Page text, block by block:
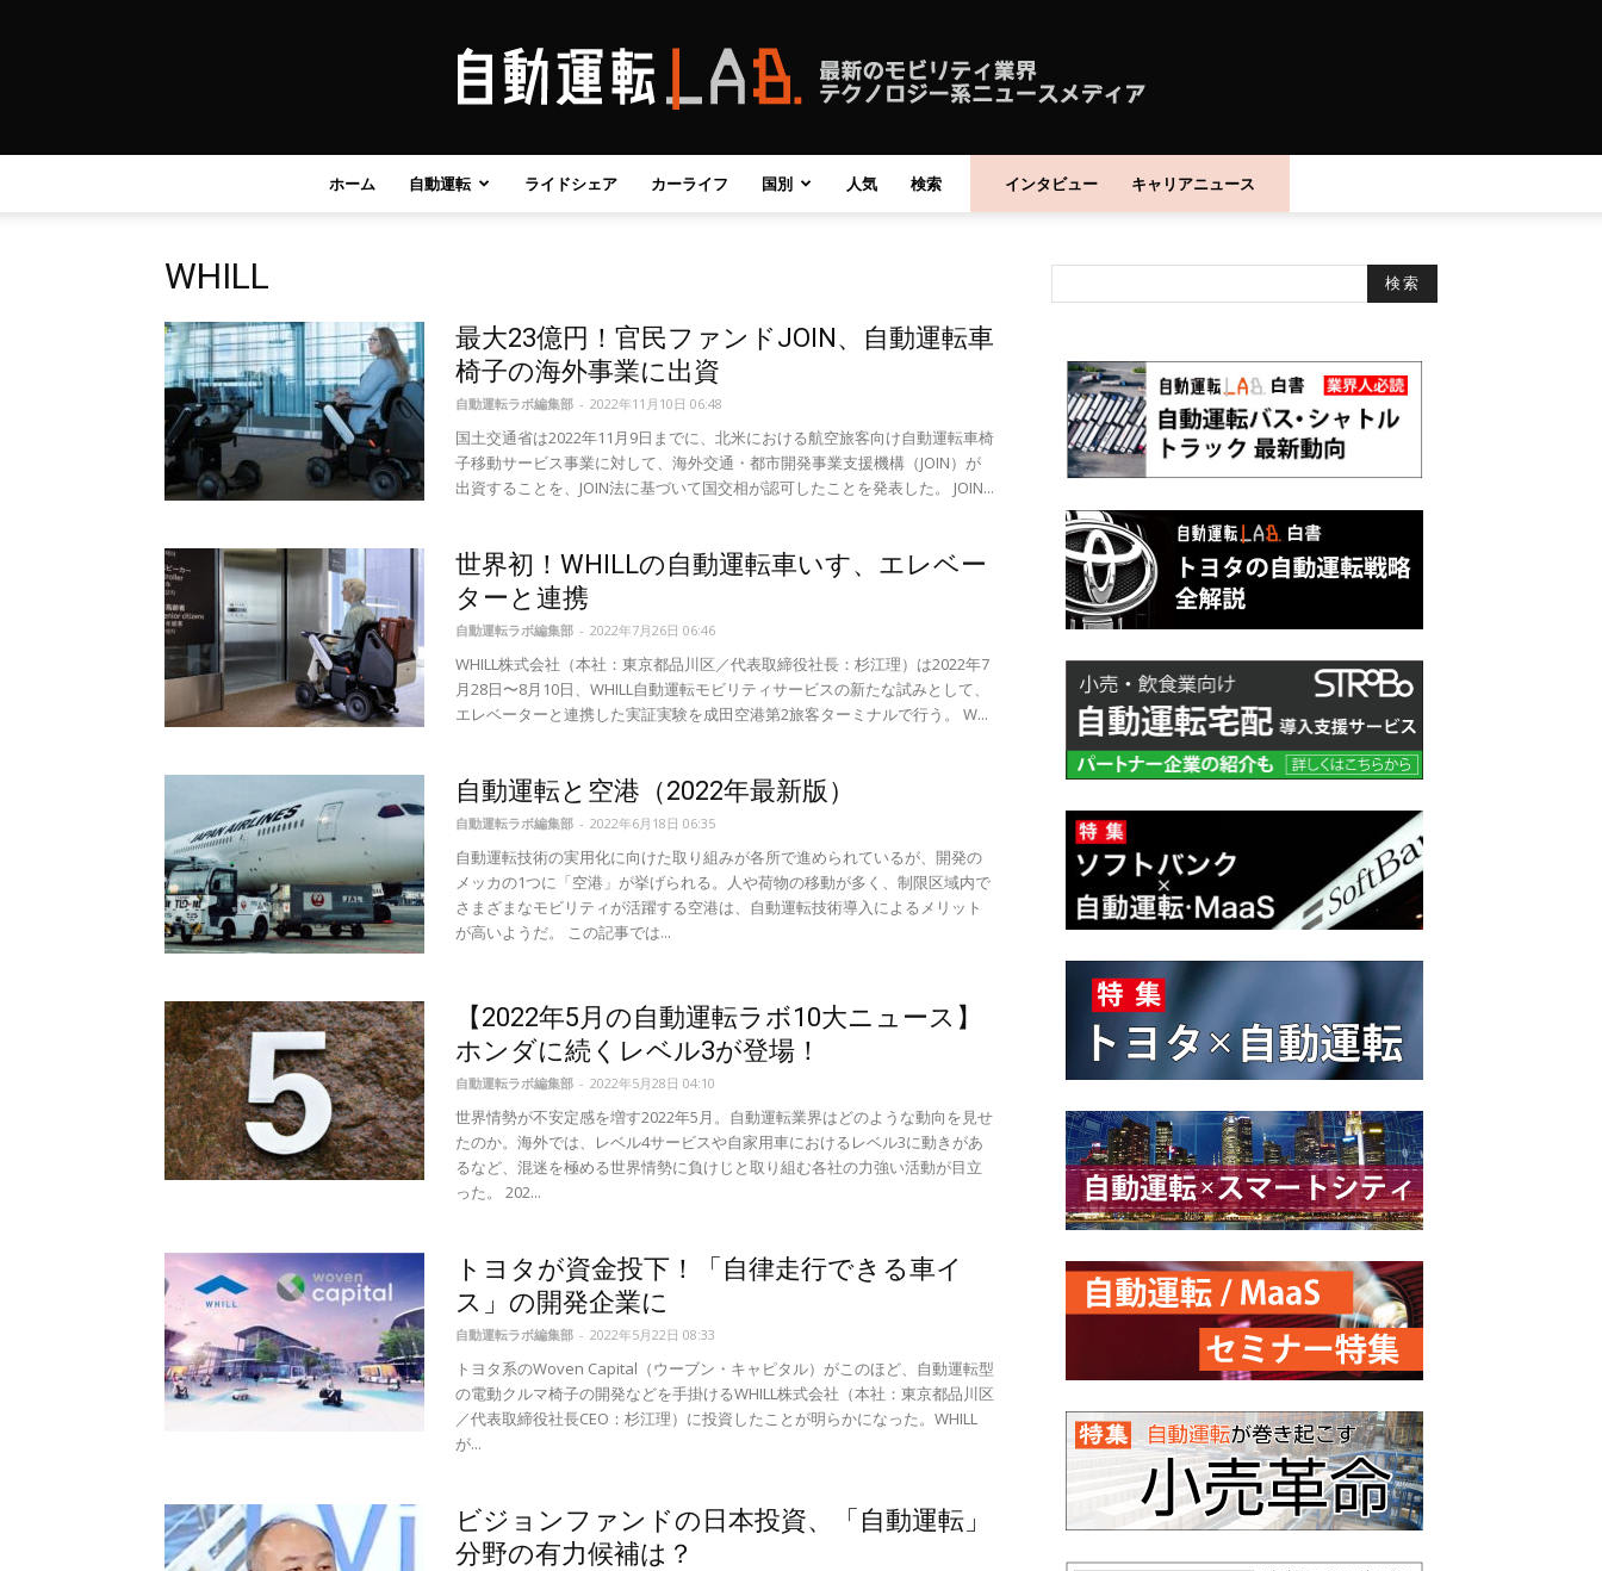
自
動
運
ラ
ホーム 自動運転 ライドシェア カーライフ 国別 人気 検索 インタビュー キャリアニュース
WHILL
最大23億円！官民ファンドJOIN、自動運転車
椅子の海外事業に出資
自動運転ラボ編集部 - 2022年11月10日 06:48
国土交通省は2022年11月9日までに、北米における航空旅客向け自動運転車椅
子移動サービス事業に対して、海外交通・都市開発事業支援機構（JOIN）が
出資することを、JOIN法に基づいて国交相が認可したことを発表した。 JOIN...
世界初！WHILLの自動運転車いす、エレベー
ターと連携
自動運転ラボ編集部 - 2022年7月26日 06:46
WHILL株式会社（本社：東京都品川区／代表取締役社長：杉江理）は2022年7
月28日〜8月10日、WHILL自動運転モビリティサービスの新たな試みとして、
エレベーターと連携した実証実験を成田空港第2旅客ターミナルで行う。 W...
自動運転と空港（2022年最新版）
自動運転ラボ編集部 - 2022年6月18日 06:35
自動運転技術の実用化に向けた取り組みが各所で進められているが、開発の
メッカの1つに「空港」が挙げられる。人や荷物の移動が多く、制限区域内で
さまざまなモビリティが活躍する空港は、自動運転技術導入によるメリット
が高いようだ。 この記事では...
【2022年5月の自動運転ラボ10大ニュース】
ホンダに続くレベル3が登場！
自動運転ラボ編集部 - 2022年5月28日 04:10
世界情勢が不安定感を増す2022年5月。自動運転業界はどのような動向を見せ
たのか。海外では、レベル4サービスや自家用車におけるレベル3に動きがあ
るなど、混迷を極める世界情勢に負けじと取り組む各社の力強い活動が目立
った。 202...
トヨタが資金投下！「自律走行できる車イ
ス」の開発企業に
自動運転ラボ編集部 - 2022年5月22日 08:33
トヨタ系のWoven Capital（ウーブン・キャピタル）がこのほど、自動運転型
の電動クルマ椅子の開発などを手掛けるWHILL株式会社（本社：東京都品川区
／代表取締役社長CEO：杉江理）に投資したことが明らかになった。WHILL
が...
ビジョンファンドの日本投資、「自動運転」
分野の有力候補は？